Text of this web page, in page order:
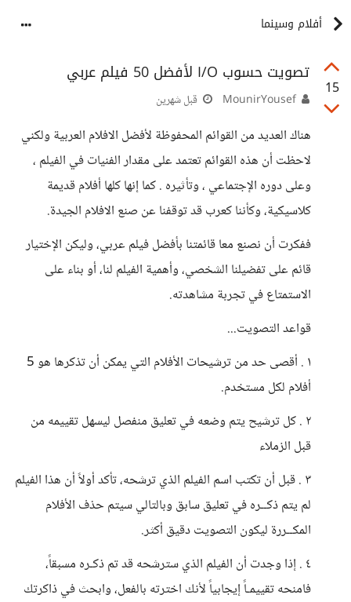
أفلام وسينما
15
تصويت حسوب I/O لأفضل 50 فيلم عربي
قبل شهرين
هناك العديد من القوائم المحفوظة لأفضل الافلام العربية ولكني
لاحظت أن هذه القوائم تعتمد على مقدار الفنيات في الفيلم ،
وعلى دوره الإجتماعي ، وتأثيره . كما إنها كلها أفلام قديمة
كلاسيكية، وكأننا كعرب قد توقفنا عن صنع الافلام الجيدة.
ففكرت أن نصنع معا قائمتنا بأفضل فيلم عربي، وليكن الإختيار
قائم على تفضيلنا الشخصي، وأهمية الفيلم لنا، أو بناء على
الاستمتاع في تجربة مشاهدته.
قواعد التصويت...
١ . أقصى حد من ترشيحات الأفلام التي يمكن أن تذكرها هو 5
أفلام لكل مستخدم.
٢ . كل ترشيح يتم وضعه في تعليق منفصل ليسهل تقييمه من
قبل الزملاء
٣ . قبل أن تكتب اسم الفيلم الذي ترشحه، تأكد أولاً أن هذا الفيلم
لم يتم ذكــره في تعليق سابق وبالتالي سيتم حذف الأفلام
المكــررة ليكون التصويت دقيق أكثر.
٤ . إذا وجدت أن الفيلم الذي سترشحه قد تم ذكـره مسبقاً،
فامنحه تقييمـاً إيجابياً لأنك اخترته بالفعل، وابحث في ذاكرتك